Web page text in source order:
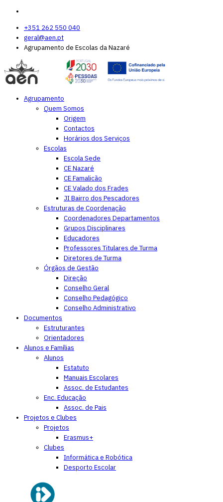
+351 262 550 040
geral@aen.pt
Agrupamento de Escolas da Nazaré
Agrupamento
Quem Somos
Origem
Contactos
Horários dos Serviços
Escolas
Escola Sede
CE Nazaré
CE Famalicão
CE Valado dos Frades
JI Bairro dos Pescadores
Estruturas de Coordenação
Coordenadores Departamentos
Grupos Disciplinares
Educadores
Professores Titulares de Turma
Diretores de Turma
Órgãos de Gestão
Direção
Conselho Geral
Conselho Pedagógico
Conselho Administrativo
Documentos
Estruturantes
Orientadores
Alunos e Famílias
Alunos
Estatuto
Manuais Escolares
Assoc. de Estudantes
Enc. Educação
Assoc. de Pais
Projetos e Clubes
Projetos
Erasmus+
Clubes
Informática e Robótica
Desporto Escolar